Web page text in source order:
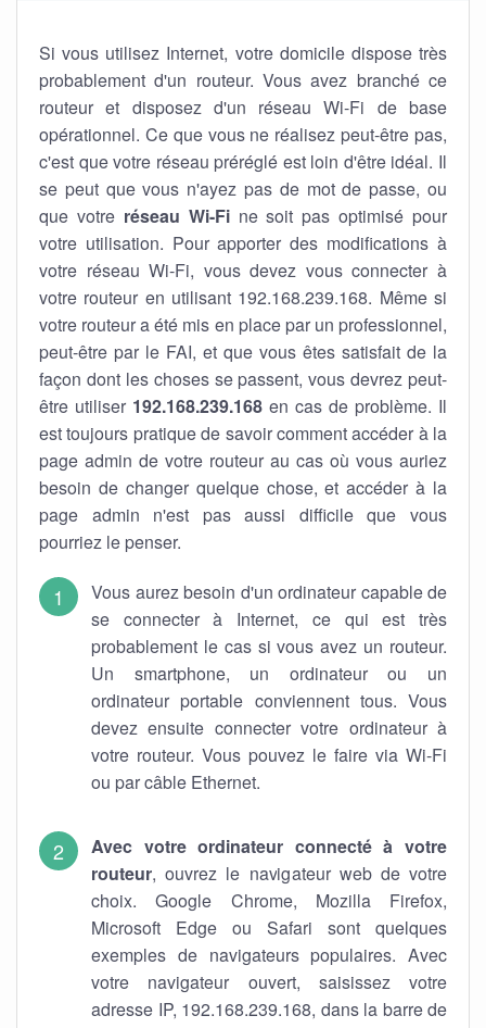
Si vous utilisez Internet, votre domicile dispose très
probablement d'un routeur. Vous avez branché ce
routeur et disposez d'un réseau Wi-Fi de base
opérationnel. Ce que vous ne réalisez peut-être pas,
c'est que votre réseau préréglé est loin d'être idéal. Il
se peut que vous n'ayez pas de mot de passe, ou
que votre réseau Wi-Fine soit pas optimisé pour
votre utilisation. Pour apporter des modifications à
votre réseau Wi-Fi, vous devez vous connecter à
votre routeur en utilisant 192.168.239.168. Même si
votre routeur a été mis en place par un professionnel,
peut-être par le FAI, et que vous êtes satisfait de la
façon dont les choses se passent, vous devrez peut-
être utiliser 192.168.239.168 en cas de problème. Il
est toujours pratique de savoir comment accéder à la
page admin de votre routeur au cas où vous auriez
besoin de changer quelque chose, et accéder à la
page admin n'est pas aussi difficile que vous
pourriez le penser.
Vous aurez besoin d'un ordinateur capable de
se connecter à Internet, ce qui est très
probablement le cas si vous avez un routeur.
Un smartphone, un ordinateur ou un
ordinateur portable conviennent tous. Vous
devez ensuite connecter votre ordinateur à
votre routeur. Vous pouvez le faire via Wi-Fi
ou par câble Ethernet.
Avec votre ordinateur connecté à votre
routeur, ouvrez le navigateur web de votre
choix. Google Chrome, Mozilla Firefox,
Microsoft Edge ou Safari sont quelques
exemples de navigateurs populaires. Avec
votre navigateur ouvert, saisissez votre
adresse IP, 192.168.239.168, dans la barre de